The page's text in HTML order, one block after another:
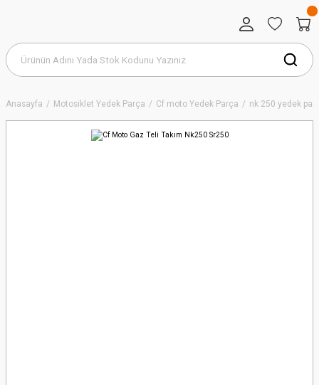
Anasayfa Motosiklet Yedek Parça Cf moto Yedek Parça nk 250 yedek